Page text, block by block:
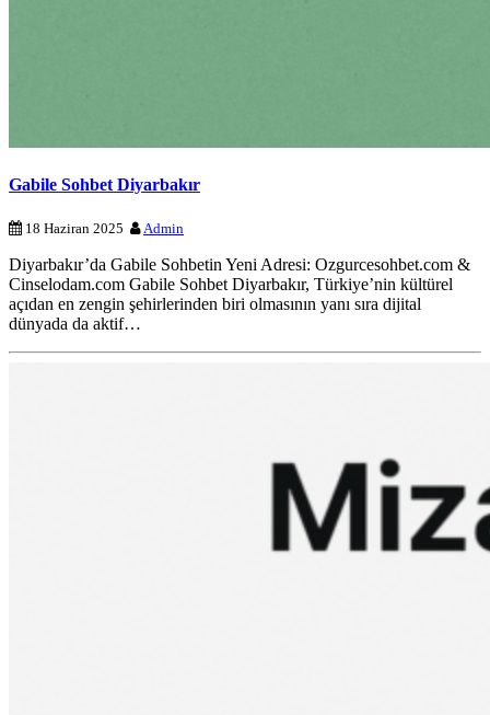
Gabile Sohbet Diyarbakır
18 Haziran 2025 Admin
Diyarbakır’da Gabile Sohbetin Yeni Adresi: Ozgurcesohbet.com &
Cinselodam.com Gabile Sohbet Diyarbakır, Türkiye’nin kültürel
açıdan en zengin şehirlerinden biri olmasının yanı sıra dijital
dünyada da aktif…